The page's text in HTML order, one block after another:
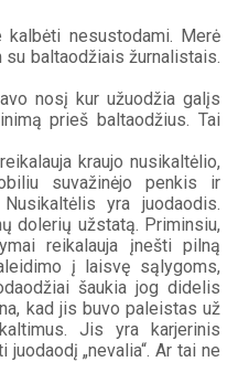
nesustodami. Merė
baltaodžiais žurnalistais.
nosį kur užuodžia galįs
prieš baltaodžius. Tai
kraujo nusikaltėlio,
suvažinėjo penkis ir
yra juodaodis.
dolerių užstatą. Priminsiu,
reikalauja įnešti pilną
į laisvę sąlygoms,
šaukia jog didelis
kad jis buvo paleistas už
Jis yra karjerinis
„nevalia“. Ar tai ne